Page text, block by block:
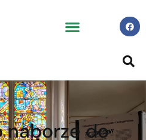
naborze do